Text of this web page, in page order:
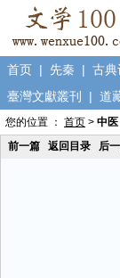
首页 | 先秦 | 古典
臺灣文獻叢刊
| 道
您的位置 ： 首页 > 中医
前一篇
返回目录 后